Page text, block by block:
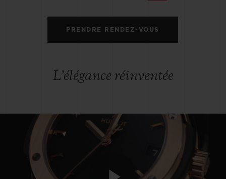
PRENDRE RENDEZ-VOUS
L’élégance réinventée